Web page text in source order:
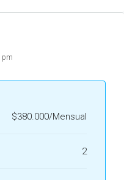
pm
$380.000/Mensual
2